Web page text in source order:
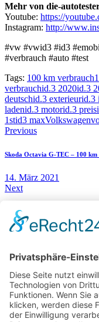
Mehr von die-
Youtube: https://
Instagram: http://
#vw #vwid3 #id3
#verbrauch #auto #test
Tags: 100 km verbrauch
verbrauchid.3 2020id.3
deutschid.3 exterieurid.3
ladenid.3 motorid.3 preis
1stid3 maxVolkswagen
Previous
Skoda Octavia G-TEC – 100
14. März 2021
Next
Magna Wintertest 2021 Neue
26. März 2021
You May Also Like
14. April 2025
Alpine A290 – Bietet der